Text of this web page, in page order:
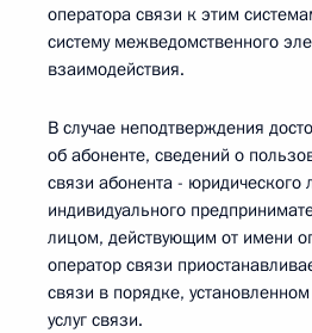
оператора связи к этим
систему межведомственного
взаимодействия.
В случае неподтверждения
об абоненте, сведений о
связи абонента - юридического
индивидуального
лицом, действующим от имени
оператор связи
связи в порядке,
услуг связи.